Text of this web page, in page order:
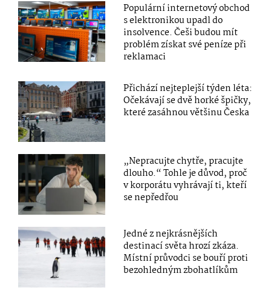
Populární internetový obchod
s elektronikou upadl do
insolvence. Češi budou mít
problém získat své peníze při
reklamaci
Přichází nejteplejší týden léta:
Očekávají se dvě horké špičky,
které zasáhnou většinu Česka
„Nepracujte chytře, pracujte
dlouho.“ Tohle je důvod, proč
v korporátu vyhrávají ti, kteří
se nepředřou
Jedné z nejkrásnějších
destinací světa hrozí zkáza.
Místní průvodci se bouří proti
bezohledným zbohatlíkům